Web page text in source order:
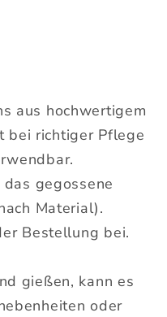
aus hochwertigem
bei richtiger Pflege
gegossene
Material).
Bestellung bei.
gießen, kann es
oder